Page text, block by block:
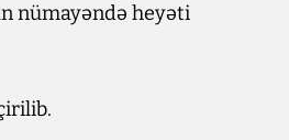
nümayəndə heyəti